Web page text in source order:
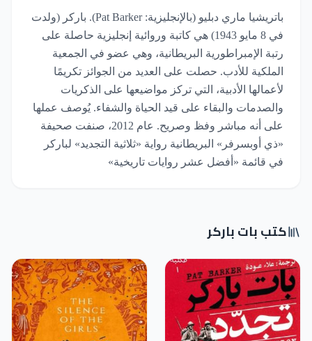
باتريشيا ماري دبليو (بالإنجليزية: Pat Barker). باركر (ولدت
في 8 مايو 1943) هي كاتبة وروائية إنجليزية حاصلة على
رتبة الإمبراطورية البريطانية، وهي عضو في الجمعية
الملكية للأدب. حصلت على العديد من الجوائز تكريمًا
لأعمالها الأدبية، التي تركز مواضيعها على الذكريات
والصدمات والبقاء على قيد الحياة والشفاء. يُوصف عملها
على أنه مباشر وفظ وصريح. عام 2012، صنفت صحيفة
«ذي أوبسرفر» البريطانية رواية «ثلاثية التجديد» لباركر
في قائمة «أفضل عشر روايات تاريخية»
كتب بات باركر